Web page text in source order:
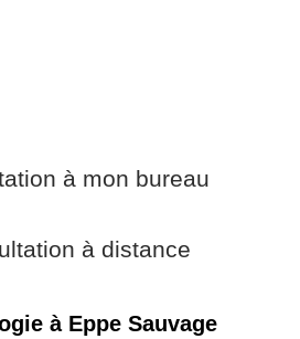
à mon bureau
à distance
à Eppe Sauvage